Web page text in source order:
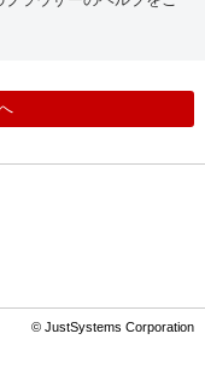
© JustSystems Corporation